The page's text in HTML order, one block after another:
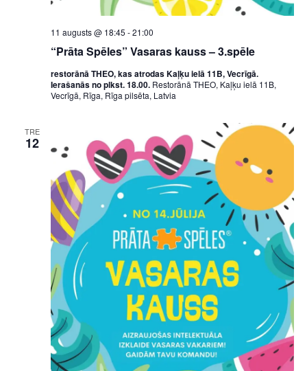
“Prāta Spēles” Vasaras kauss – 3.spēle
11 augusts @ 18:45 -21:00
restorānā THEO, kas atrodas Kaļķu ielā 11B, Vecrīgā.
Ierašanās no plkst. 18.00. Restorānā THEO, Kaļķu ielā 11B,
Vecrīgā, Rīga, Rīga pilsēta, Latvia
TRE
12